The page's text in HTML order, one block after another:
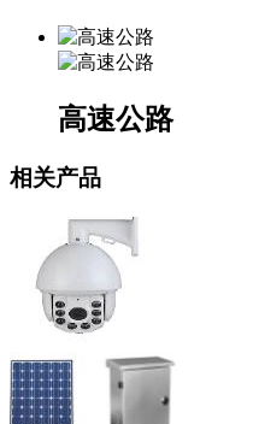
高速公路
相关产品